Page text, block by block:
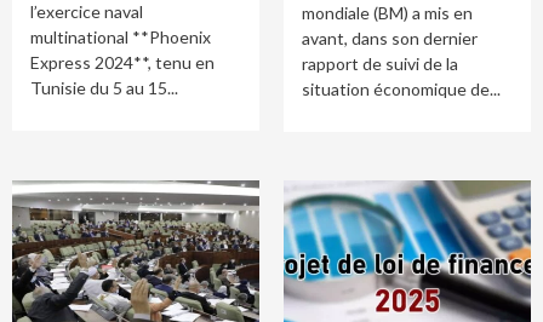
l’exercice naval
multinational **Phoenix
Express 2024**, tenu en
Tunisie du 5 au 15...
mondiale (BM) a mis en
avant, dans son dernier
rapport de suivi de la
situation économique de...